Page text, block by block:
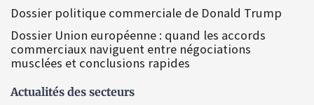
Dossier politique commerciale de Donald Trump
Dossier Union européenne : quand les accords
commerciaux naviguent entre négociations
musclées et conclusions rapides
Actualités des secteurs